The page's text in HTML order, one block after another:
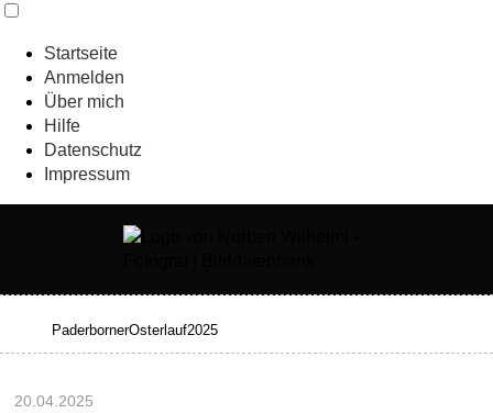
Startseite
Anmelden
Über mich
Hilfe
Datenschutz
Impressum
20.04.2025